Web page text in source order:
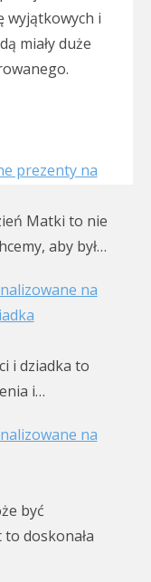
wyjątkowych i
miały duże
prezenty na
Matki to nie
aby był…
na
i dziadka to
i…
na
być
doskonała